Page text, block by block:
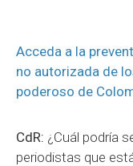
Acceda a la
no autorizada de
poderoso de
CdR: ¿Cuál podría
periodistas que